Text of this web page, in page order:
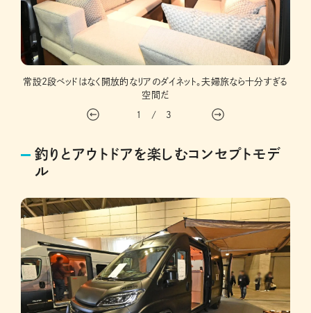
常設2段ベッドはなく開放的なリアのダイネット。夫婦旅なら十分すぎる
空間だ
1 / 3
釣りとアウトドアを楽しむコンセプトモデ
ル